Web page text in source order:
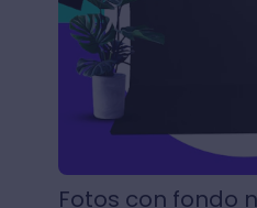
Fotos con fondo